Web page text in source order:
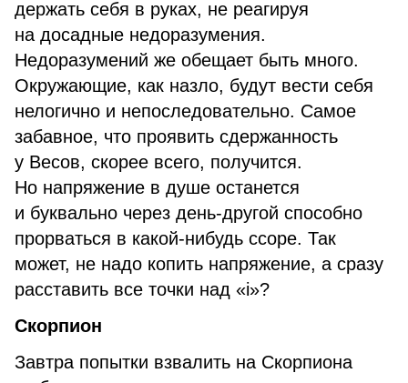
держать себя в руках, не реагируя
на досадные недоразумения.
Недоразумений же обещает быть много.
Окружающие, как назло, будут вести себя
нелогично и непоследовательно. Самое
забавное, что проявить сдержанность
у Весов, скорее всего, получится.
Но напряжение в душе останется
и буквально через день-другой способно
прорваться в какой-нибудь ссоре. Так
может, не надо копить напряжение, а сразу
расставить все точки над «i»?
Скорпион
Завтра попытки взвалить на Скорпиона